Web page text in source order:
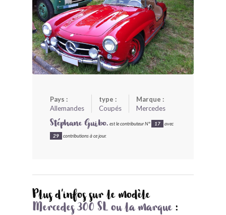
COMMENT FONCTIONNE BLV ?
Pays :
Allemandes
type :
Coupés
Marque :
Mercedes
Stéphane Guibo. est le contributeur N° 17 avec
29 contributions à ce jour.
Plus d'infos sur le modèle
Mercedes 300 SL ou la marque: